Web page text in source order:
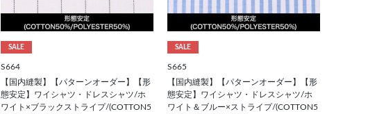
SALE
S664
【国内縫製】【パターンオーダー】【形
態安定】ワイシャツ・ドレスシャツ/ホ
ワイト×ブラックストライプ/(COTTON5
SALE
S665
【国内縫製】【パターンオーダー】【形
態安定】ワイシャツ・ドレスシャツ/ホ
ワイト＆ブルー×ストライプ/(COTTON5